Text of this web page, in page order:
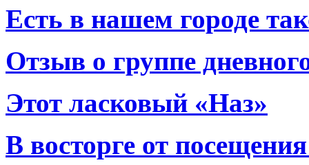
Есть в нашем городе
Отзыв о группе
Этот ласковый «Наз»
В восторге от